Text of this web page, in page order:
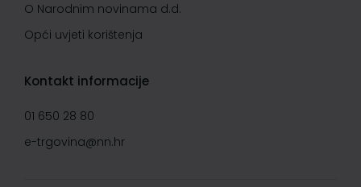
O Narodnim novinama d.d.
Opći uvjeti korištenja
Kontakt informacije
01 650 28 80
e-trgovina@nn.hr